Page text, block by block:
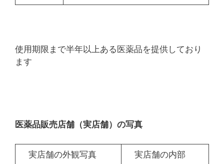
使用期限まで半年以上ある医薬品を提供しており
ます
医薬品販売店舗（実店舗）の写真
実店舗の外観写真 実店舗の内部